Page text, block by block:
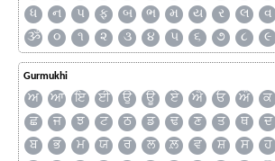
ધ
ન પ ફ બ ભ મ ય ર લ વ
ૐ
૦ ૧ ૨ ૩ ૪ ૫ ૬ ૭ ૮ ૯
Gurmukhi
ਅ ਆ ਇ ਈ ਉ ਊ ਏ ਐ ਓ ਔ ਕ
ਛ
ਜ ਝ ਟ ਠ ਡ ਢ ਣ ਤ ਥ ਦ
ਬ
ਭ ਮ ਯ ਰ ਲ ਲ਼ ਵ ਸ਼ ਸ ਹ